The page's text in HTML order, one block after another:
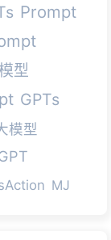
Prompt
型
GPTs
模型
MJ